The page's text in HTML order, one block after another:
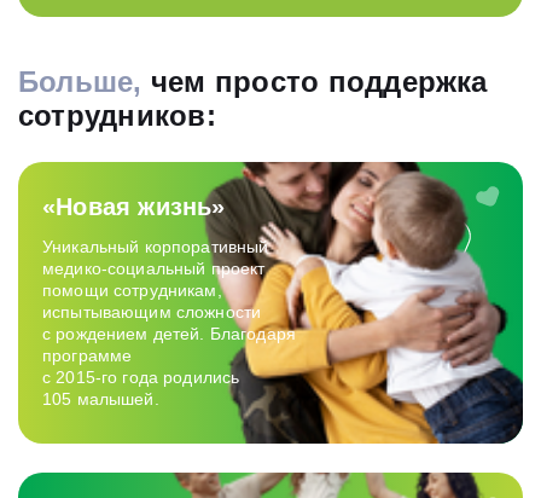
Больше, чем просто поддержка
сотрудников:
«Новая жизнь»
Уникальный корпоративный
медико‑социальный проект
помощи сотрудникам,
испытывающим сложности
с рождением детей. Благодаря
программе
с 2015-го года родились
105 малышей.